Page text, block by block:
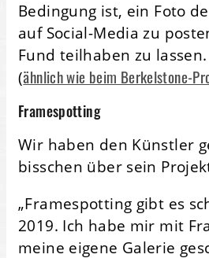
Bedingung ist, ein Foto
auf Social-Media zu
Fund teilhaben zu lassen.
(ähnlich wie beim Berkelstone-
Framespotting
Wir haben den Künstler
bisschen über sein
„Framespotting gibt es
2019. Ich habe mir mit
meine eigene Galerie